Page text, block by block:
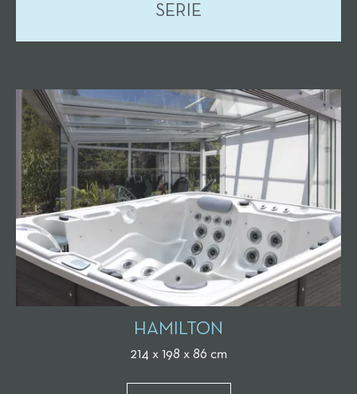
SERIE
HAMILTON
214 x 198 x 86 cm